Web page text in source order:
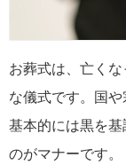
お葬式は、亡く
な儀式です。国や
基本的には黒を
のがマナーです。